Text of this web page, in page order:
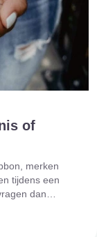
of
merken
tijdens een
dan